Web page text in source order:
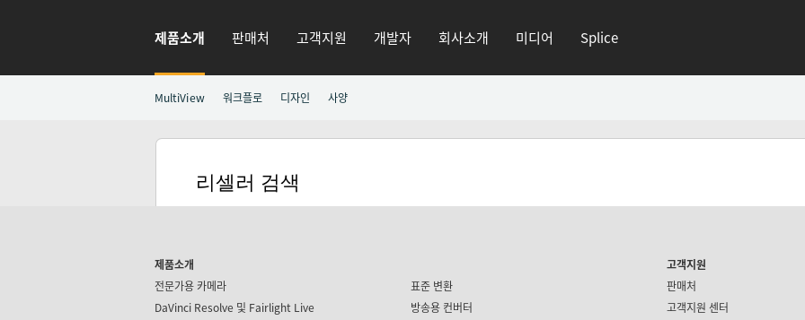
제품소개 판매처 고객지원 개발자 회사소개 미디어 Splice
MultiView 워크플로 디자인 사양
리셀러 검색
제품소개
전문가용 카메라
DaVinci Resolve 및 Fairlight Live
표준 변환
방송용 컨버터
고객지원
판매처
고객지원 센터